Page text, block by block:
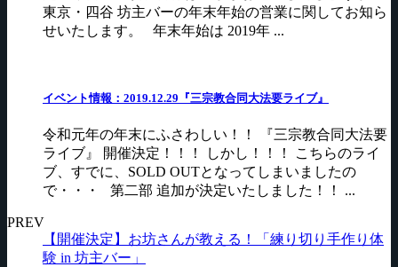
東京・四谷 坊主バーの年末年始の営業に関してお知ら
せいたします。 年末年始は 2019年 ...
イベント情報：2019.12.29『三宗教合同大法要ライブ』
令和元年の年末にふさわしい！！ 『三宗教合同大法要
ライブ』 開催決定！！！ しかし！！！ こちらのライ
ブ、すでに、SOLD OUTとなってしまいましたの
で・・・ 第二部 追加が決定いたしました！！ ...
PREV
【開催決定】お坊さんが教える！「練り切り手作り体
験 in 坊主バー」